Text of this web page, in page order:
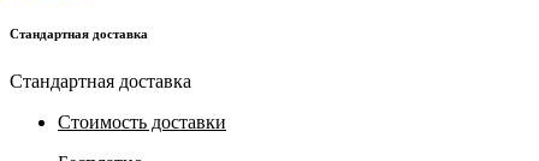
Стандартная доставка
Стандартная доставка
Стоимость доставки